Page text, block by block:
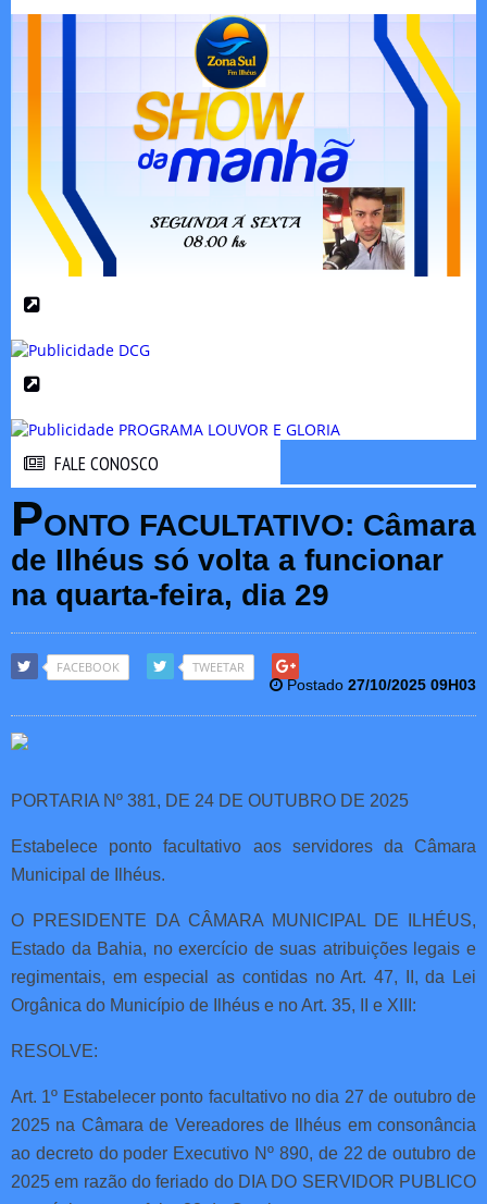
FALE CONOSCO
PONTO FACULTATIVO: Câmara
de Ilhéus só volta a funcionar
na quarta-feira, dia 29
FACEBOOK TWEETAR
Postado 27/10/2025 09H03
PORTARIA Nº 381, DE 24 DE OUTUBRO DE 2025
Estabelece ponto facultativo aos servidores da Câmara
Municipal de Ilhéus.
O PRESIDENTE DA CÂMARA MUNICIPAL DE ILHÉUS,
Estado da Bahia, no exercício de suas atribuições legais e
regimentais, em especial as contidas no Art. 47, II, da Lei
Orgânica do Município de Ilhéus e no Art. 35, II e XIII:
RESOLVE:
Art. 1º Estabelecer ponto facultativo no dia 27 de outubro de
2025 na Câmara de Vereadores de Ilhéus em consonância
ao decreto do poder Executivo Nº 890, de 22 de outubro de
2025 em razão do feriado do DIA DO SERVIDOR PUBLICO